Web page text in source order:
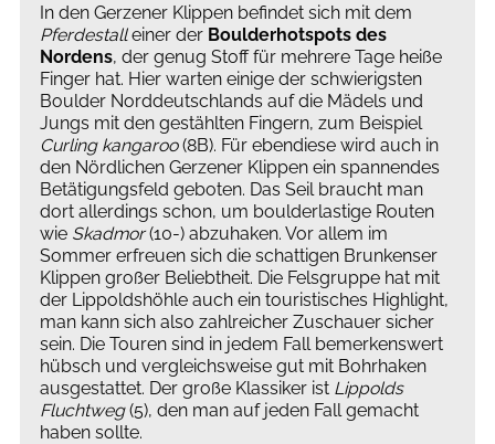
In den Gerzener Klippen befindet sich mit dem
Pferdestalleiner der Boulderhotspots des
Nordens, der genug Stoff für mehrere Tage heiße
Finger hat. Hier warten einige der schwierigsten
Boulder Norddeutschlands auf die Mädels und
Jungs mit den gestählten Fingern, zum Beispiel
Curling kangaroo(8B). Für ebendiese wird auch in
den Nördlichen Gerzener Klippen ein spannendes
Betätigungsfeld geboten. Das Seil braucht man
dort allerdings schon, um boulderlastige Routen
wie Skadmor(10-) abzuhaken. Vor allem im
Sommer erfreuen sich die schattigen Brunkenser
Klippen großer Beliebtheit. Die Felsgruppe hat mit
der Lippoldshöhle auch ein touristisches Highlight,
man kann sich also zahlreicher Zuschauer sicher
sein. Die Touren sind in jedem Fall bemerkenswert
hübsch und vergleichsweise gut mit Bohrhaken
ausgestattet. Der große Klassiker ist Lippolds
Fluchtweg(5), den man auf jeden Fall gemacht
haben sollte.